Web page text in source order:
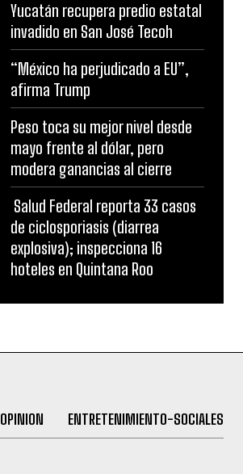
Yucatán recupera predio estatal
invadido en San José Tecoh
“México ha perjudicado a EU”,
afirma Trump
Peso toca su mejor nivel desde
mayo frente al dólar, pero
modera ganancias al cierre
Salud Federal reporta 33 casos
de ciclosporiasis (diarrea
explosiva); inspecciona 16
hoteles en Quintana Roo
OPINION ENTRETENIMIENTO-SOCIALES